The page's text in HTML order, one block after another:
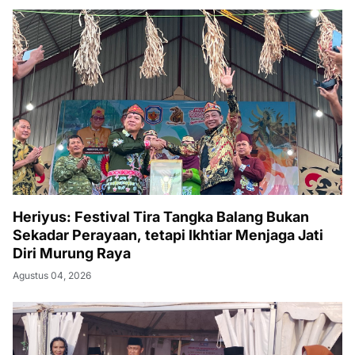
Heriyus: Festival Tira Tangka Balang Bukan
Sekadar Perayaan, tetapi Ikhtiar Menjaga Jati
Diri Murung Raya
Agustus 04, 2026